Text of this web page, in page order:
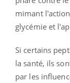
mimant
glycémie et
Si certains
la santé, ils
par les